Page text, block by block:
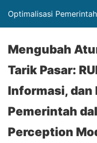
Optimalisasi
Mengubah
Tarik Pasar:
Informasi, dan
Pemerintah
Perception